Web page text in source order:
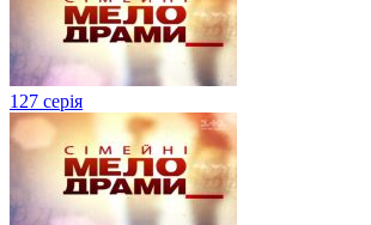
127 серія